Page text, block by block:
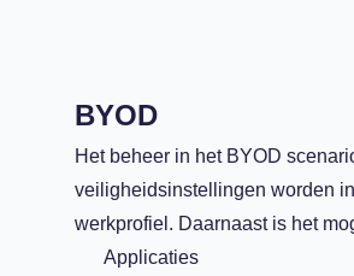
BYOD
Het beheer in het BYOD
veiligheidsinstellingen worden
werkprofiel. Daarnaast is het
Applicaties